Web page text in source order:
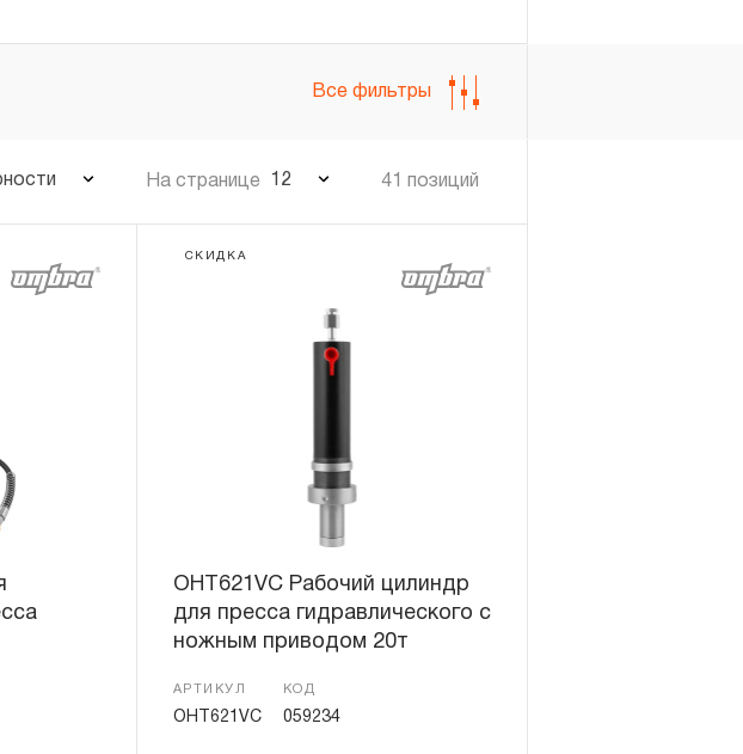
Войти
Все фильтры
На странице 12 41 позиций
СКИДКА
OHT621VC Рабочий цилиндр
для пресса гидравлического с
ножным приводом 20т
АРТИКУЛ
OHT621VC
КОД
059234